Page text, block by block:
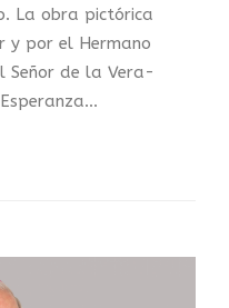
La obra pictórica
y por el Hermano
Señor de la Vera-